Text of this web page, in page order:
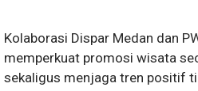
Kolaborasi Dispar Medan dan
memperkuat promosi wisata
sekaligus menjaga tren positif